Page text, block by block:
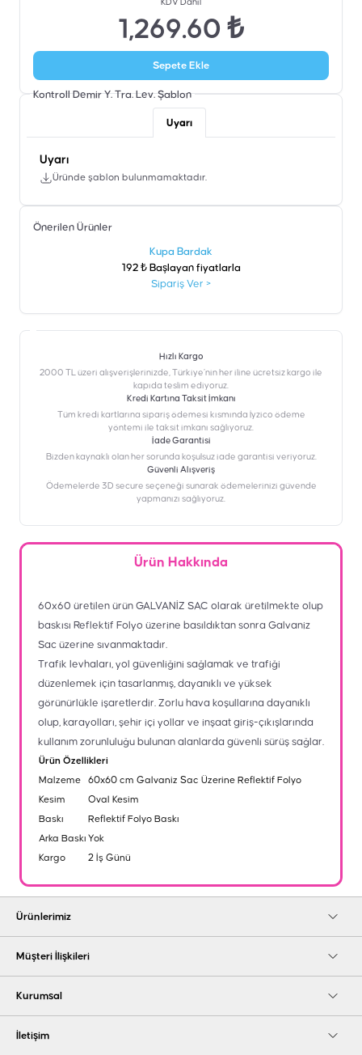
KDV Dahil
1,269.60 ₺
Sepete Ekle
Kontroll Demir Y. Tra. Lev. Şablon
Uyarı
Uyarı
Üründe şablon bulunmamaktadır.
Önerilen Ürünler
Kupa Bardak
192 ₺ Başlayan fiyatlarla
Sipariş Ver >
Hızlı Kargo
2000 TL üzeri alışverişlerinizde, Türkiye’nin her iline ücretsiz kargo ile
kapıda teslim ediyoruz.
Kredi Kartına Taksit İmkanı
‎Tüm kredi kartlarına sipariş ödemesi kısmında İyzico ödeme
yöntemi ile taksit imkanı sağlıyoruz.
İade Garantisi
Bizden kaynaklı olan her sorunda koşulsuz iade garantisi veriyoruz.
Güvenli Alışveriş
Ödemelerde 3D secure seçeneği sunarak ödemelerinizi güvende
yapmanızı sağlıyoruz.
Ürün Hakkında
60x60 üretilen ürün GALVANİZ SAC olarak üretilmekte olup
baskısı Reflektif Folyo üzerine basıldıktan sonra Galvaniz
Sac üzerine sıvanmaktadır.
Trafik levhaları, yol güvenliğini sağlamak ve trafiği
düzenlemek için tasarlanmış, dayanıklı ve yüksek
görünürlükle işaretlerdir. Zorlu hava koşullarına dayanıklı
olup, karayolları, şehir içi yollar ve inşaat giriş-çıkışlarında
kullanım zorunluluğu bulunan alanlarda güvenli sürüş sağlar.
Ürün Özellikleri
Malzeme
60x60 cm Galvaniz Sac Üzerine Reflektif Folyo
Kesim
Oval Kesim
Baskı
Reflektif Folyo Baskı
Arka Baskı Yok
Kargo
2 İş Günü
Ürünlerimiz
Müşteri İlişkileri
Kurumsal
İletişim